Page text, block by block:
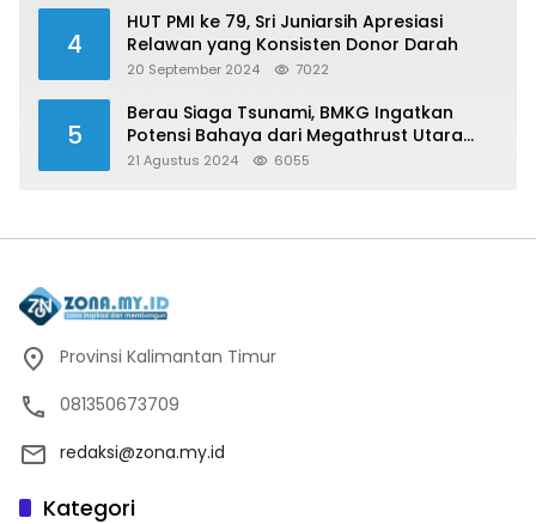
4
HUT PMI ke 79, Sri Juniarsih Apresiasi
Relawan yang Konsisten Donor Darah
20 September 2024 7022
5
Berau Siaga Tsunami, BMKG Ingatkan
Potensi Bahaya dari Megathrust Utara
Sulawesi
21 Agustus 2024 6055
Provinsi Kalimantan Timur
081350673709
redaksi@zona.my.id
Kategori